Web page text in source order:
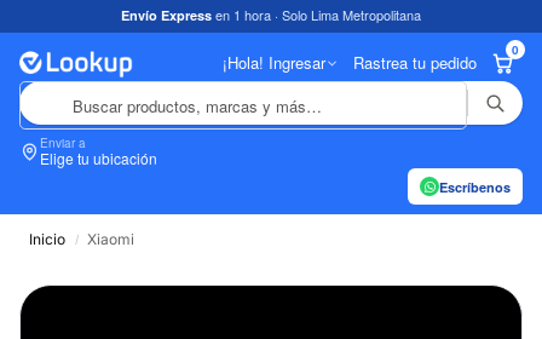
Envío Express en 1 hora · Solo Lima Metropolitana
¡Hola! Ingresar Rastrea tu pedido
0
Enviar a
Elige tu ubicación
Escríbenos
Inicio / Xiaomi